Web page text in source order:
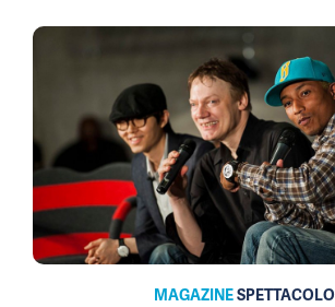
MAGAZINESPETTACOLO